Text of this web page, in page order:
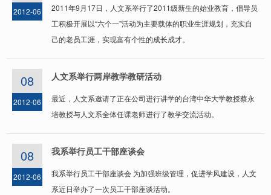
2012-06
2011年9月17日，人文系举行了2011级新生的始业教育，倡导员
工积极开展以“六个一”活动为主要载体的职业生涯规划，充实自
己的老员工涯，实现富有个性的成长成才。
08
2012-06
人文系举行两岸教学教研活动
最近，人文系邀请了正在公司进行讲学的台湾中华大学教授蔡永
培教授与人文系全体任课老师进行了教学交流活动。
08
2012-06
我系举行员工干部座谈会
我系举行员工干部座谈会 为加强班级管理，促进学风建设，人文
系近日举办了一次员工干部座谈活动。